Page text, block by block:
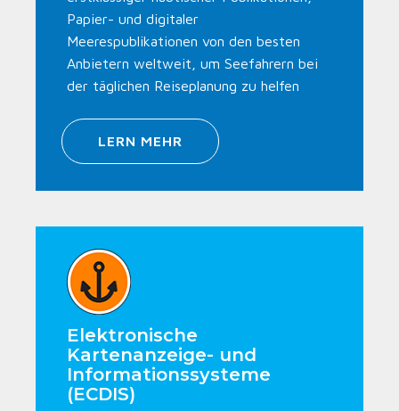
Papier- und digitaler
Meerespublikationen von den besten
Anbietern weltweit, um Seefahrern bei
der täglichen Reiseplanung zu helfen
LERN MEHR
Elektronische
Kartenanzeige- und
Informationssysteme
(ECDIS)